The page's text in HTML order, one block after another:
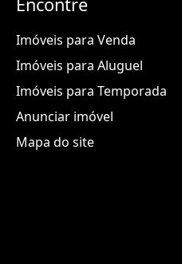
Imóveis para Venda
Imóveis para Aluguel
Imóveis para Temporada
Anunciar imóvel
Mapa do site